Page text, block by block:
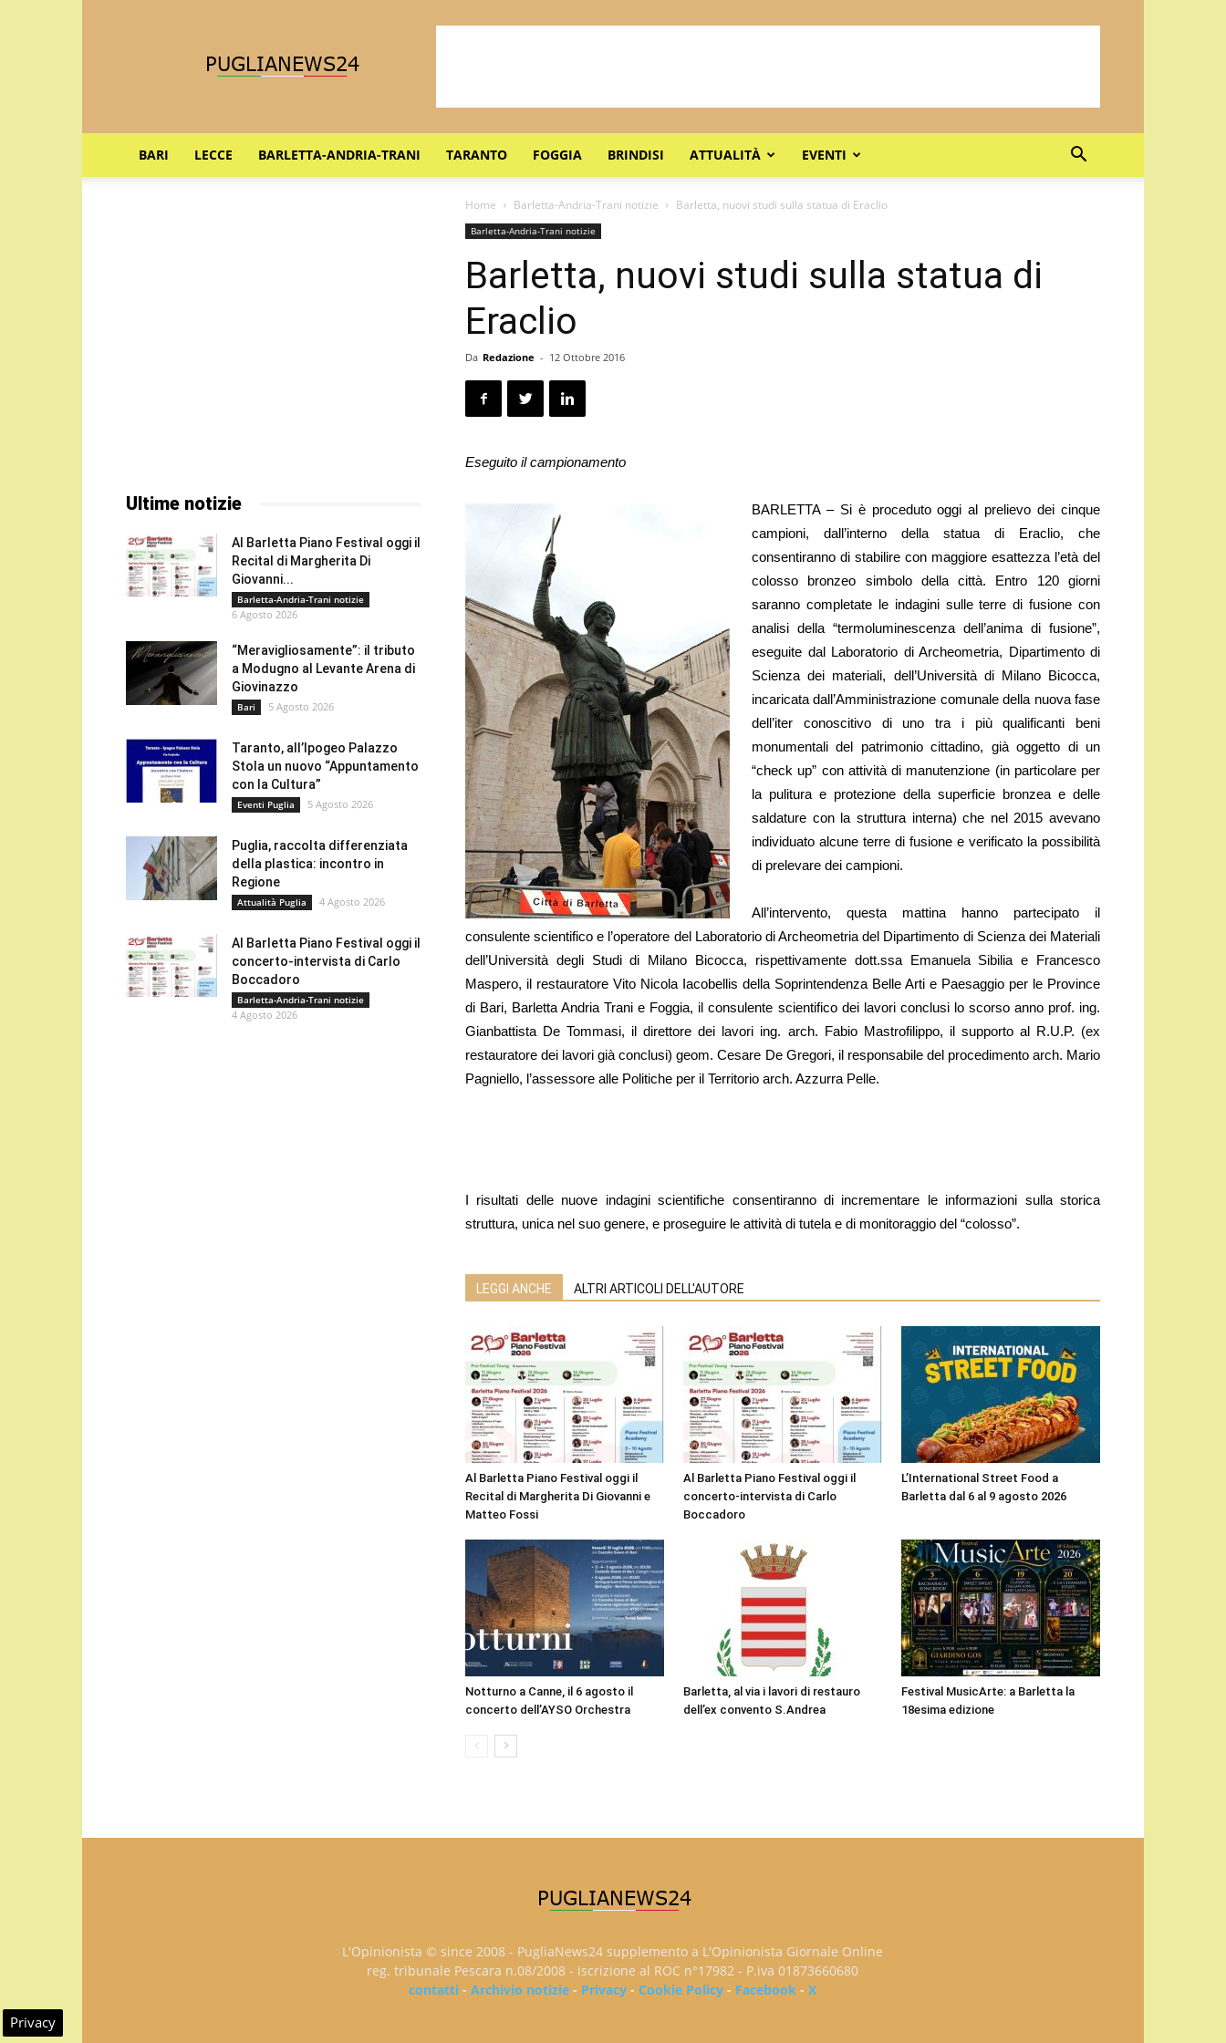
BARI LECCE BARLETTA-ANDRIA-TRANI TARANTO FOGGIA BRINDISI ATTUALITÀ EVENTI
Home Barletta-Andria-Trani notizie Barletta, nuovi studi sulla statua di Eraclio
Barletta-Andria-Trani notizie
Barletta, nuovi studi sulla statua di
Eraclio
Da Redazione - 12 Ottobre 2016
Eseguito il campionamento
BARLETTA – Si è proceduto oggi al prelievo dei cinque
campioni, dall’interno della statua di Eraclio, che
consentiranno di stabilire con maggiore esattezza l’età del
colosso bronzeo simbolo della città. Entro 120 giorni
saranno completate le indagini sulle terre di fusione con
analisi della “termoluminescenza dell’anima di fusione”,
eseguite dal Laboratorio di Archeometria, Dipartimento di
Scienza dei materiali, dell’Università di Milano Bicocca,
incaricata dall’Amministrazione comunale della nuova fase
dell’iter conoscitivo di uno tra i più qualificanti beni
monumentali del patrimonio cittadino, già oggetto di un
“check up” con attività di manutenzione (in particolare per
la pulitura e protezione della superficie bronzea e delle
saldature con la struttura interna) che nel 2015 avevano
individuato alcune terre di fusione e verificato la possibilità
di prelevare dei campioni.
All’intervento, questa mattina hanno partecipato il
consulente scientifico e l’operatore del Laboratorio di Archeometria del Dipartimento di Scienza dei Materiali
dell’Università degli Studi di Milano Bicocca, rispettivamente dott.ssa Emanuela Sibilia e Francesco
Maspero, il restauratore Vito Nicola Iacobellis della Soprintendenza Belle Arti e Paesaggio per le Province
di Bari, Barletta Andria Trani e Foggia, il consulente scientifico dei lavori conclusi lo scorso anno prof. ing.
Gianbattista De Tommasi, il direttore dei lavori ing. arch. Fabio Mastrofilippo, il supporto al R.U.P. (ex
restauratore dei lavori già conclusi) geom. Cesare De Gregori, il responsabile del procedimento arch. Mario
Pagniello, l’assessore alle Politiche per il Territorio arch. Azzurra Pelle.
I risultati delle nuove indagini scientifiche consentiranno di incrementare le informazioni sulla storica
struttura, unica nel suo genere, e proseguire le attività di tutela e di monitoraggio del “colosso”.
LEGGI ANCHE ALTRI ARTICOLI DELL'AUTORE
Al Barletta Piano Festival oggi il
Recital di Margherita Di Giovanni e
Matteo Fossi
Al Barletta Piano Festival oggi il
concerto-intervista di Carlo
Boccadoro
L’International Street Food a
Barletta dal 6 al 9 agosto 2026
Notturno a Canne, il 6 agosto il
concerto dell’AYSO Orchestra
Barletta, al via i lavori di restauro
dell’ex convento S.Andrea
Festival MusicArte: a Barletta la
18esima edizione
Ultime notizie
Al Barletta Piano Festival oggi il
Recital di Margherita Di
Giovanni...
Barletta-Andria-Trani notizie
6 Agosto 2026
“Meravigliosamente”: il tributo
a Modugno al Levante Arena di
Giovinazzo
Bari 5 Agosto 2026
Taranto, all’Ipogeo Palazzo
Stola un nuovo “Appuntamento
con la Cultura”
Eventi Puglia 5 Agosto 2026
Puglia, raccolta differenziata
della plastica: incontro in
Regione
Attualità Puglia 4 Agosto 2026
Al Barletta Piano Festival oggi il
concerto-intervista di Carlo
Boccadoro
Barletta-Andria-Trani notizie
4 Agosto 2026
L'Opinionista © since 2008 - PugliaNews24 supplemento a L'Opinionista Giornale Online
reg. tribunale Pescara n.08/2008 - iscrizione al ROC n°17982 - P.iva 01873660680
contatti -Archivio notizie - Privacy - Cookie Policy - Facebook -X
Privacy